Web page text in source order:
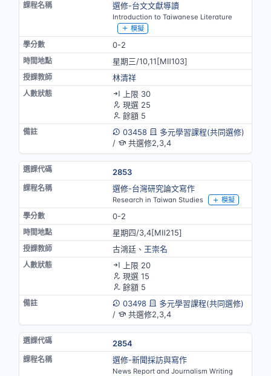
選修-台文文獻導讀
Introduction to Taiwanese Literature
模擬
0-2
星期三/10,11[MⅡ103]
林清祥
上限 30
現選 25
餘額 5
03458
多元學習課程(共同選修)
/
共選修2,3,4
2853
選修-台灣研究論文寫作
Research in Taiwan Studies 模擬
0-2
星期四/3,4[MⅡ215]
古鴻廷、 王崇名
上限 20
現選 15
餘額 5
03498
多元學習課程(共同選修)
/
共選修2,3,4
2854
選修-新聞採訪與寫作
News Report and Journalism Writing